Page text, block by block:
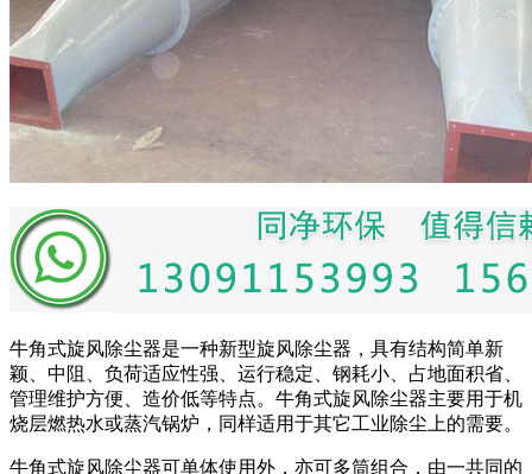
牛角式旋风除尘器是一种新型旋风除尘器，具有结构简单新
颖、中阻、负荷适应性强、运行稳定、钢耗小、占地面积省、
管理维护方便、造价低等特点。牛角式旋风除尘器主要用于机
烧层燃热水或蒸汽锅炉，同样适用于其它工业除尘上的需要。
牛角式旋风除尘器可单体使用外，亦可多筒组合，由一共同的